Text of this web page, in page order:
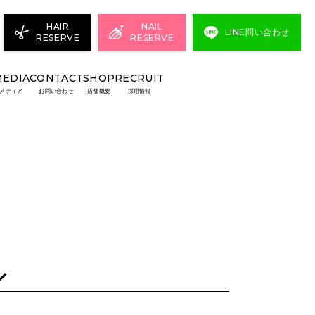
HAIR
RESERVE
NAIL
RESERVE
LINE問い合わせ
メディア
CONTACT
お問い合わせ
SHOP
店舗概要
RECRUIT
採用情報